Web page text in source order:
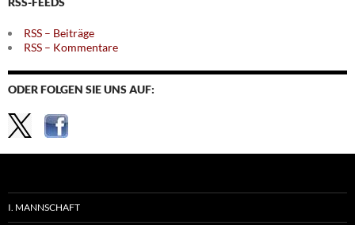
RSS – Beiträge
RSS – Kommentare
ODER FOLGEN SIE UNS AUF:
I. MANNSCHAFT